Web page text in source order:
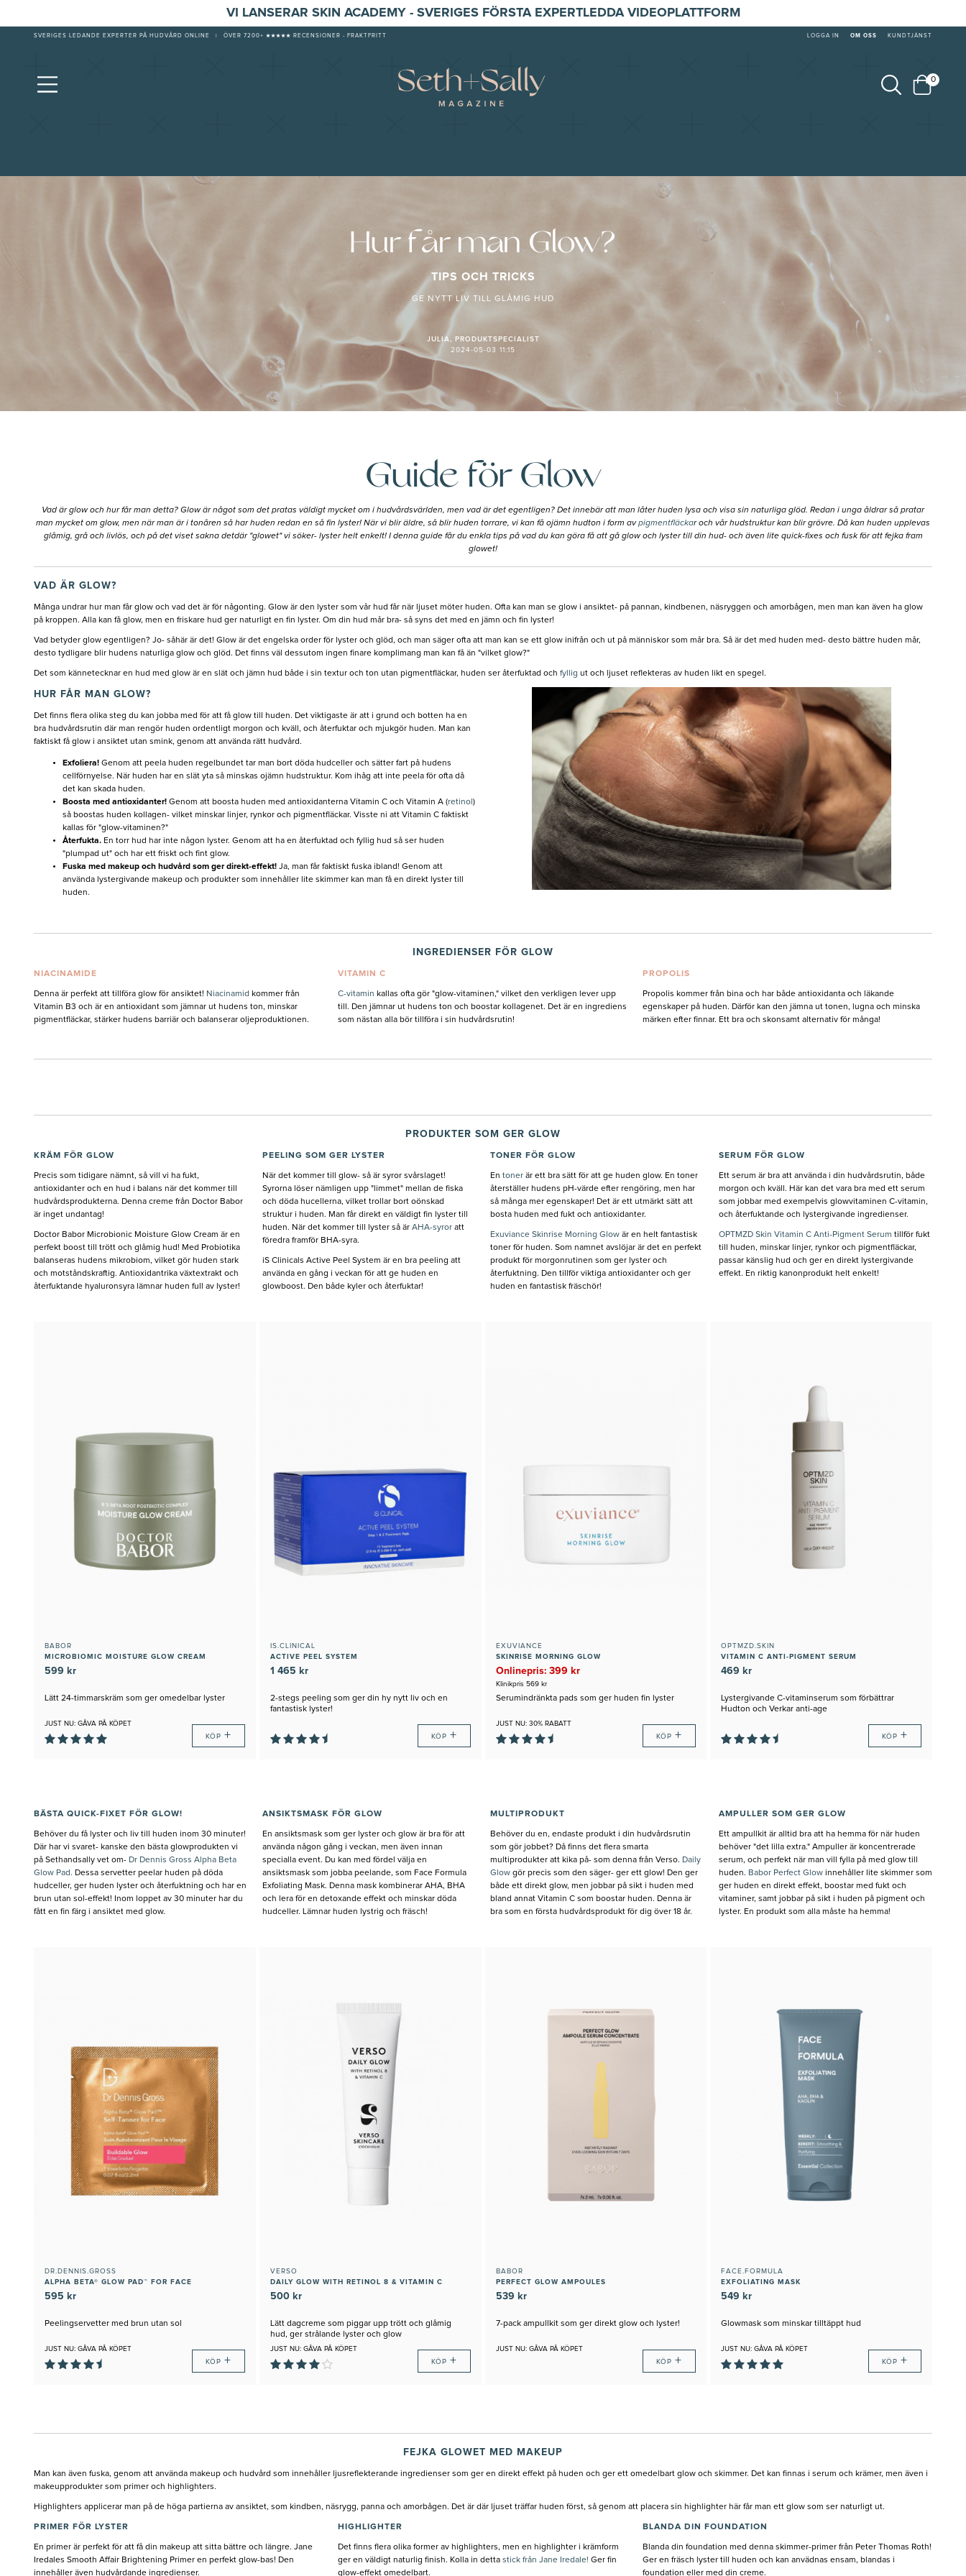
VI LANSERAR SKIN ACADEMY - SVERIGES FÖRSTA EXPERTLEDDA VIDEOPLATTFORM
SVERIGES LEDANDE EXPERTER PÅ HUDVÅRD ONLINE ÖVER 7200+ ★★★★★ RECENSIONER - FRAKTFRITT LOGGA IN OM OSS KUNDTJÄNST
0
Hur får man Glow?
TIPS OCH TRICKS
GE NYTT LIV TILL GLÅMIG HUD
JULIA, PRODUKTSPECIALIST
2024-05-03 11:15
Guide för Glow
Vad är glow och hur får man detta? Glow är något som det pratas väldigt mycket om i hudvårdsvärlden, men vad är det egentligen? Det innebär att man låter huden lysa och visa sin naturliga glöd. Redan i unga åldrar så pratar
man mycket om glow, men när man är i tonåren så har huden redan en så fin lyster! När vi blir äldre, så blir huden torrare, vi kan få ojämn hudton i form avpigmentfläckar och vår hudstruktur kan blir grövre. Då kan huden upplevas
glåmig, grå och livlös, och på det viset sakna detdär "glowet" vi söker- lyster helt enkelt! I denna guide får du enkla tips på vad du kan göra få att gå glow och lyster till din hud- och även lite quick-fixes och fusk för att fejka fram
glowet!
VAD ÄR GLOW?
Många undrar hur man får glow och vad det är för någonting. Glow är den lyster som vår hud får när ljuset möter huden. Ofta kan man se glow i ansiktet- på pannan, kindbenen, näsryggen och amorbågen, men man kan även ha glow
på kroppen. Alla kan få glow, men en friskare hud ger naturligt en fin lyster. Om din hud mår bra- så syns det med en jämn och fin lyster!
Vad betyder glow egentligen? Jo- såhär är det! Glow är det engelska order för lyster och glöd, och man säger ofta att man kan se ett glow inifrån och ut på människor som mår bra. Så är det med huden med- desto bättre huden mår,
desto tydligare blir hudens naturliga glow och glöd. Det finns väl dessutom ingen finare komplimang man kan få än "vilket glow?"
Det som kännetecknar en hud med glow är en slät och jämn hud både i sin textur och ton utan pigmentfläckar, huden ser återfuktad och fyllig ut och ljuset reflekteras av huden likt en spegel.
HUR FÅR MAN GLOW?
Det finns flera olika steg du kan jobba med för att få glow till huden. Det viktigaste är att i grund och botten ha en
bra hudvårdsrutin där man rengör huden ordentligt morgon och kväll, och återfuktar och mjukgör huden. Man kan
faktiskt få glow i ansiktet utan smink, genom att använda rätt hudvård.
Exfoliera! Genom att peela huden regelbundet tar man bort döda hudceller och sätter fart på hudens
cellförnyelse. När huden har en slät yta så minskas ojämn hudstruktur. Kom ihåg att inte peela för ofta då
det kan skada huden.
Boosta med antioxidanter! Genom att boosta huden med antioxidanterna Vitamin C och Vitamin A (retinol )
så boostas huden kollagen- vilket minskar linjer, rynkor och pigmentfläckar. Visste ni att Vitamin C faktiskt
kallas för "glow-vitaminen?"
Återfukta. En torr hud har inte någon lyster. Genom att ha en återfuktad och fyllig hud så ser huden
"plumpad ut" och har ett friskt och fint glow.
Fuska med makeup och hudvård som ger direkt-effekt! Ja, man får faktiskt fuska ibland! Genom att
använda lystergivande makeup och produkter som innehåller lite skimmer kan man få en direkt lyster till
huden.
INGREDIENSER FÖR GLOW
NIACINAMIDE
Denna är perfekt att tillföra glow för ansiktet! Niacinamid kommer från
Vitamin B3 och är en antioxidant som jämnar ut hudens ton, minskar
pigmentfläckar, stärker hudens barriär och balanserar oljeproduktionen.
VITAMIN C
C-vitamin kallas ofta gör "glow-vitaminen," vilket den verkligen lever upp
till. Den jämnar ut hudens ton och boostar kollagenet. Det är en ingrediens
som nästan alla bör tillföra i sin hudvårdsrutin!
PROPOLIS
Propolis kommer från bina och har både antioxidanta och läkande
egenskaper på huden. Därför kan den jämna ut tonen, lugna och minska
märken efter finnar. Ett bra och skonsamt alternativ för många!
PRODUKTER SOM GER GLOW
KRÄM FÖR GLOW
Precis som tidigare nämnt, så vill vi ha fukt,
antioxidanter och en hud i balans när det kommer till
hudvårdsprodukterna. Denna creme från Doctor Babor
är inget undantag!
Doctor Babor Microbionic Moisture Glow Cream är en
perfekt boost till trött och glåmig hud! Med Probiotika
balanseras hudens mikrobiom, vilket gör huden stark
och motståndskraftig. Antioxidantrika växtextrakt och
återfuktande hyaluronsyra lämnar huden full av lyster!
PEELING SOM GER LYSTER
När det kommer till glow- så är syror svårslaget!
Syrorna löser nämligen upp "limmet" mellan de fiska
och döda hucellerna, vilket trollar bort oönskad
struktur i huden. Man får direkt en väldigt fin lyster till
huden. När det kommer till lyster så är AHA-syror att
föredra framför BHA-syra.
iS Clinicals Active Peel System är en bra peeling att
använda en gång i veckan för att ge huden en
glowboost. Den både kyler och återfuktar!
TONER FÖR GLOW
En toner är ett bra sätt för att ge huden glow. En toner
återställer hudens pH-värde efter rengöring, men har
så många mer egenskaper! Det är ett utmärkt sätt att
bosta huden med fukt och antioxidanter.
Exuviance Skinrise Morning Glow är en helt fantastisk
toner för huden. Som namnet avslöjar är det en perfekt
produkt för morgonrutinen som ger lyster och
återfuktning. Den tillför viktiga antioxidanter och ger
huden en fantastisk fräschör!
SERUM FÖR GLOW
Ett serum är bra att använda i din hudvårdsrutin, både
morgon och kväll. Här kan det vara bra med ett serum
som jobbar med exempelvis glowvitaminen C-vitamin,
och återfuktande och lystergivande ingredienser.
OPTMZD Skin Vitamin C Anti-Pigment Serum tillför fukt
till huden, minskar linjer, rynkor och pigmentfläckar,
passar känslig hud och ger en direkt lystergivande
effekt. En riktig kanonprodukt helt enkelt!
BABOR
MICROBIOMIC MOISTURE GLOW CREAM
599 kr
Lätt 24-timmarskräm som ger omedelbar lyster
JUST NU: GÅVA PÅ KÖPET
KÖP +
IS.CLINICAL
ACTIVE PEEL SYSTEM
1 465 kr
2-stegs peeling som ger din hy nytt liv och en
fantastisk lyster!
KÖP +
EXUVIANCE
SKINRISE MORNING GLOW
Onlinepris: 399 kr
Klinikpris 569 kr
Serumindränkta pads som ger huden fin lyster
JUST NU: 30% RABATT
KÖP+
OPTMZD.SKIN
VITAMIN C ANTI-PIGMENT SERUM
469 kr
Lystergivande C-vitaminserum som förbättrar
Hudton och Verkar anti-age
KÖP +
BÄSTA QUICK-FIXET FÖR GLOW!
Behöver du få lyster och liv till huden inom 30 minuter!
Där har vi svaret- kanske den bästa glowprodukten vi
på Sethandsally vet om- Dr Dennis Gross Alpha Beta
Glow Pad. Dessa servetter peelar huden på döda
hudceller, ger huden lyster och återfuktning och har en
brun utan sol-effekt! Inom loppet av 30 minuter har du
fått en fin färg i ansiktet med glow.
ANSIKTSMASK FÖR GLOW
En ansiktsmask som ger lyster och glow är bra för att
använda någon gång i veckan, men även innan
specialla event. Du kan med fördel välja en
ansiktsmask som jobba peelande, som Face Formula
Exfoliating Mask. Denna mask kombinerar AHA, BHA
och lera för en detoxande effekt och minskar döda
hudceller. Lämnar huden lystrig och fräsch!
MULTIPRODUKT
Behöver du en, endaste produkt i din hudvårdsrutin
som gör jobbet? Då finns det flera smarta
multiprodukter att kika på- som denna från Verso. Daily
Glow gör precis som den säger- ger ett glow! Den ger
både ett direkt glow, men jobbar på sikt i huden med
bland annat Vitamin C som boostar huden. Denna är
bra som en första hudvårdsprodukt för dig över 18 år.
AMPULLER SOM GER GLOW
Ett ampullkit är alltid bra att ha hemma för när huden
behöver "det lilla extra." Ampuller är koncentrerade
serum, och perfekt när man vill fylla på med glow till
huden. Babor Perfect Glow innehåller lite skimmer som
ger huden en direkt effekt, boostar med fukt och
vitaminer, samt jobbar på sikt i huden på pigment och
lyster. En produkt som alla måste ha hemma!
DR.DENNIS.GROSS
ALPHA BETA® GLOW PAD™ FOR FACE
595 kr
Peelingservetter med brun utan sol
JUST NU: GÅVA PÅ KÖPET
KÖP +
VERSO
DAILY GLOW WITH RETINOL 8 & VITAMIN C
500 kr
Lätt dagcreme som piggar upp trött och glåmig
hud, ger strålande lyster och glow
JUST NU: GÅVA PÅ KÖPET
KÖP +
BABOR
PERFECT GLOW AMPOULES
539 kr
7-pack ampullkit som ger direkt glow och lyster!
JUST NU: GÅVA PÅ KÖPET
KÖP+
FACE.FORMULA
EXFOLIATING MASK
549 kr
Glowmask som minskar tilltäppt hud
JUST NU: GÅVA PÅ KÖPET
KÖP +
FEJKA GLOWET MED MAKEUP
Man kan även fuska, genom att använda makeup och hudvård som innehåller ljusreflekterande ingredienser som ger en direkt effekt på huden och ger ett omedelbart glow och skimmer. Det kan finnas i serum och krämer, men även i
makeupprodukter som primer och highlighters.
Highlighters applicerar man på de höga partierna av ansiktet, som kindben, näsrygg, panna och amorbågen. Det är där ljuset träffar huden först, så genom att placera sin highlighter här får man ett glow som ser naturligt ut.
PRIMER FÖR LYSTER
En primer är perfekt för att få din makeup att sitta bättre och längre. Jane
Iredales Smooth Affair Brightening Primer en perfekt glow-bas! Den
innehåller även hudvårdande ingredienser.
HIGHLIGHTER
Det finns flera olika former av highlighters, men en highlighter i krämform
ger en väldigt naturlig finish. Kolla in dettastick från Jane Iredale! Ger fin
glow-effekt omedelbart.
BLANDA DIN FOUNDATION
Blanda din foundation med denna skimmer-primer från Peter Thomas Roth!
Ger en fräsch lyster till huden och kan anvädnas ensam, blandas i
foundation eller med din creme.